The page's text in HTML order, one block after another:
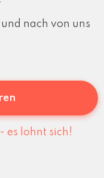
nach von uns
es lohnt sich!